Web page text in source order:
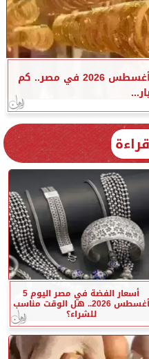
أسعار الذهب اليوم الخميس 6 أغسطس 2026 في مصر.. كم
أسعار الفضة في مصر اليوم 5
أغسطس 2026.. هل الوقت مناسب
للشراء؟